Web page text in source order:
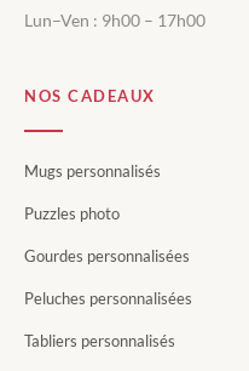
Lun–Ven : 9h00 – 17h00
NOS CADEAUX
Mugs personnalisés
Puzzles photo
Gourdes personnalisées
Peluches personnalisées
Tabliers personnalisés